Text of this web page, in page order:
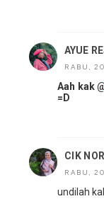
AYUE
RABU,
Aah kak
=D
CIK NOR
RABU,
undilah